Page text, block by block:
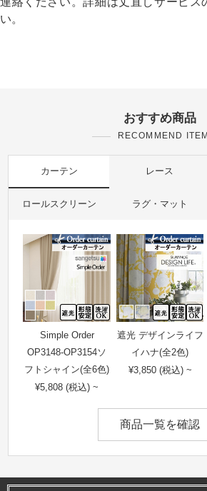
い。
おすすめ商品
RECOMMEND
カーテン レース
ロールスクリーン ラグ・マット
Simple Order
OP3148-OP3154ソ
フトシャイン(全6色)
¥5,808 (税込) ~
遮光 デザインライフ
イハナ(全2色)
¥3,850 (税込) ~
商品一覧を確認